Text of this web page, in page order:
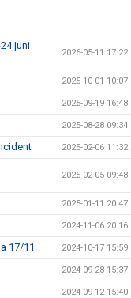
juni
2026-05-11 17:22
2025-10-01 10:07
2025-09-19 16:48
2025-08-28 09:34
2025-02-06 11:32
2025-02-05 09:48
2025-01-11 20:47
2024-11-06 20:16
17/11 2024-10-17 15:59
2024-09-28 15:37
2024-09-12 15:40